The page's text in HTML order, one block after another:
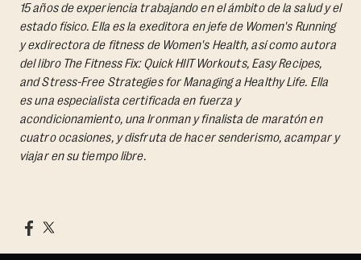
15 años de experiencia trabajando en el ámbito de la salud y el
estado físico. Ella es la exeditora en jefe de Women's Running
y exdirectora de fitness de Women's Health, así como autora
del libro The Fitness Fix: Quick HIIT Workouts, Easy Recipes,
and Stress-Free Strategies for Managing a Healthy Life. Ella
es una especialista certificada en fuerza y
acondicionamiento, una Ironman y finalista de maratón en
cuatro ocasiones, y disfruta de hacer senderismo, acampar y
viajar en su tiempo libre.